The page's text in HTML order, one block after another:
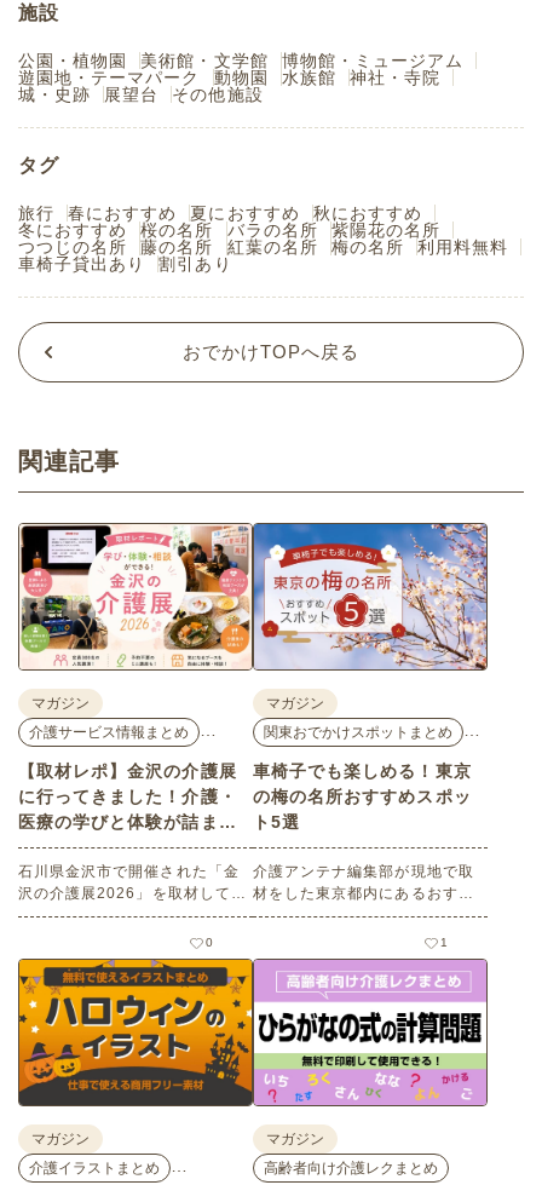
施設
公園・植物園 美術館・文学館
博物館・ミュージアム
遊園地・テーマパーク
動物園 水族館
神社・寺院
城・史跡
展望台 その他施設
タグ
旅行 春におすすめ 夏におすすめ
秋におすすめ
冬におすすめ
桜の名所 バラの名所
紫陽花の名所
つつじの名所
藤の名所 紅葉の名所 梅の名所
利用料無料
車椅子貸出あり
割引あり
おでかけTOPへ戻る
関連記事
マガジン
介護サービス情報まとめ
…
【取材レポ】金沢の介護展
に行ってきました！介護・
医療の学びと体験が詰まっ
た1日。
石川県金沢市で開催された「金
沢の介護展2026」を取材してき
ました。医師による人気講演か
ら、気軽に参加できるミニ講
座、体験型の企業ブースまで、
介護・医療・健康の“学び・体
験・相談”が一度にできる、見ど
ころ満載のイベントの様子をレ
ポートします。
0
マガジン
関東おでかけスポットまとめ
…
車椅子でも楽しめる！東京
の梅の名所おすすめスポッ
ト5選
介護アンテナ編集部が現地で取
材をした東京都内にあるおすす
めの梅の名所を５選紹介しま
す。見どころはもちろんのこと
バリアフリーの設備面について
も紹介しているので、介護施設
などでの外出アクティビティの
事前チェックの際にぜひ参考に
してください。
1
マガジン
介護イラストまとめ
…
マガジン
高齢者向け介護レクまとめ